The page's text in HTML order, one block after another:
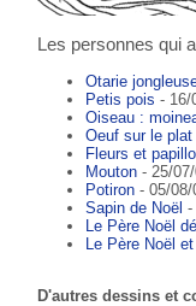
Les personnes qui
Otarie
Petis pois - 16/
Oiseau :
Oeuf sur le
Fleurs et
Mouton - 25/
Potiron - 05/08/
Sapin de Noël -
Le Père Noël
Le Père Noël
D'autres dessins et